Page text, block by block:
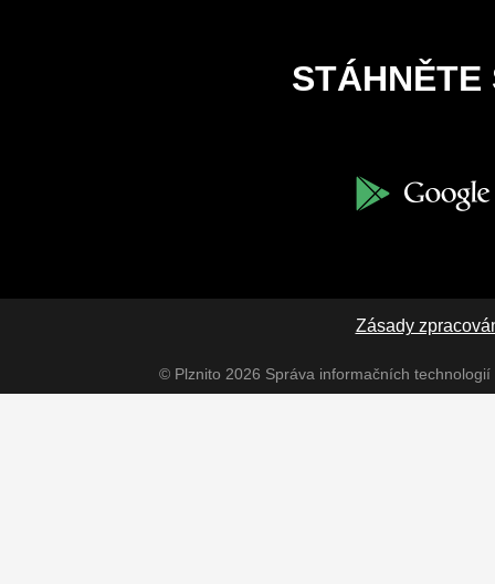
STÁHNĚTE
Zásady
© Plznito 2026 Správa informačních technologií